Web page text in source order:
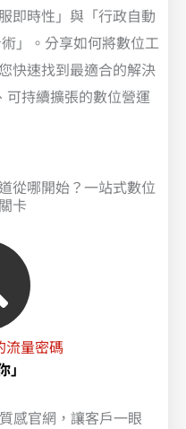
即時性」與「行政自動
」。分享如何將數位工
快速找到最適合的解決
可持續擴張的數位營運
從哪開始？一站式數位
卡
流量密碼
感官網，讓客戶一眼